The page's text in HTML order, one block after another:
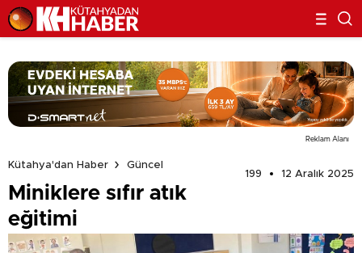
Reklam Alanı
Kütahya'dan Haber
Güncel
199
12 Aralık 2025
Miniklere sıfır atık
eğitimi